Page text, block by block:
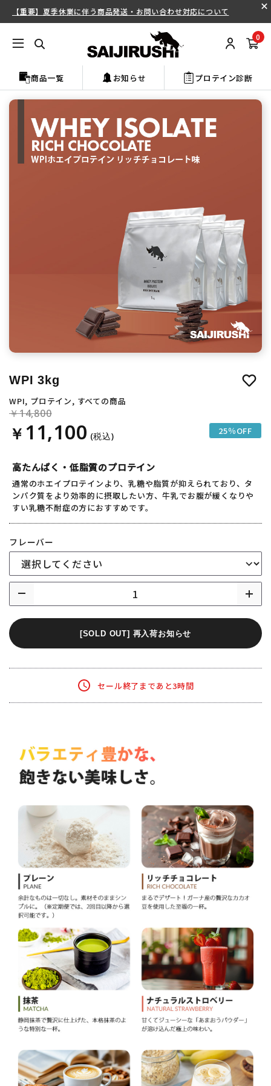
【重要】夏季休業に伴う商品発送・お問い合わせ対応について
0
商品一覧 お知らせ プロテイン診断
WPI 3kg
WPI, プロテイン, すべての商品
14,800
11,100 25％OFF
高たんぱく・低脂質のプロテイン
通常のホエイプロテインより、乳糖や脂質が抑えられており、タ
ンパク質をより効率的に摂取したい方、牛乳でお腹が緩くなりや
すい乳糖不耐症の方におすすめです。
フレーバー
[SOLD OUT] 再入荷お知らせ
セール終了まであと3時間